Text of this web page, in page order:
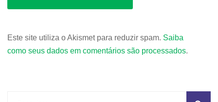
Este site utiliza o Akismet para reduzir spam. Saiba
como seus dados em comentários são processados.